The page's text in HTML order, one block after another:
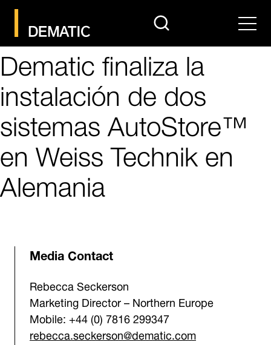
search Menu
Dematic finaliza la
instalación de dos
sistemas AutoStore™
en Weiss Technik en
Alemania
Media Contact
Rebecca Seckerson
Marketing Director – Northern Europe
Mobile: +44 (0) 7816 299347
rebecca.seckerson@dematic.com